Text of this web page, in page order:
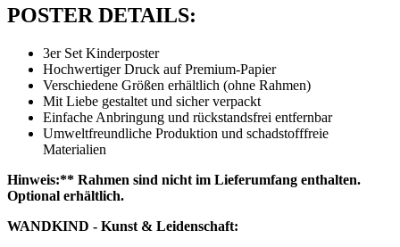
POSTER DETAILS:
3er Set Kinderposter
Hochwertiger Druck auf Premium-Papier
Verschiedene Größen erhältlich (ohne Rahmen)
Mit Liebe gestaltet und sicher verpackt
Einfache Anbringung und rückstandsfrei entfernbar
Umweltfreundliche Produktion und schadstofffreie
Materialien
Hinweis:** Rahmen sind nicht im Lieferumfang enthalten.
Optional erhältlich.
WANDKIND - Kunst & Leidenschaft: